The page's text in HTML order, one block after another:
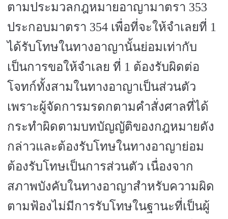
ตามประมวลกฎหมายอาญามาตรา 353
ประกอบมาตรา 354 เพื่อที่จะให้จำเลยที่ 1
ได้รับโทษในทางอาญานั้นย่อมเท่ากับ
เป็นการขอให้จำเลย ที่ 1 ต้องรับผิดต่อ
โจทก์ทั้งสามในทางอาญาเป็นส่วนตัว
เพราะผู้จัดการมรดกตามคำสั่งศาลที่ได้
กระทำผิดตามบทบัญญัติของกฎหมายดัง
กล่าวและต้องรับโทษในทางอาญาย่อม
ต้องรับโทษเป็นการส่วนตัว เนื่องจาก
สภาพบังคับในทางอาญาสำหรับความผิด
ตามฟ้องไม่มีการรับโทษในฐานะที่เป็นผู้